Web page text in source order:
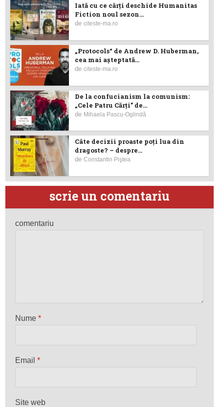
Iată cu ce cărţi deschide Humanitas
Fiction noul sezon...
deciteste-ma.ro
„Protocols“ de Andrew D. Huberman,
cea mai așteptată...
deciteste-ma.ro
De la confucianism la comunism:
„Cele Patru Cărți” de...
de Mihaela Pascu-Oglindă
Câte decizii proaste poţi lua din
dragoste? – despre...
deConstantin Piştea
scrie un comentariu
comentariu
Nume*
Email*
Site web